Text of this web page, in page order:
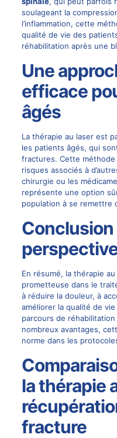
soulageant la
l’inflammation, cette
qualité de vie des
réhabilitation après une
Une
efficace
âgés
La thérapie au laser est
les patients âgés, qui
fractures. Cette
risques associés à
chirurgie ou les
représente une option
population à se remettre
En résumé, la thérapie
prometteuse dans le
à réduire la douleur, à
améliorer la qualité de
parcours de
nombreux avantages,
norme dans les
la thérapie
fracture